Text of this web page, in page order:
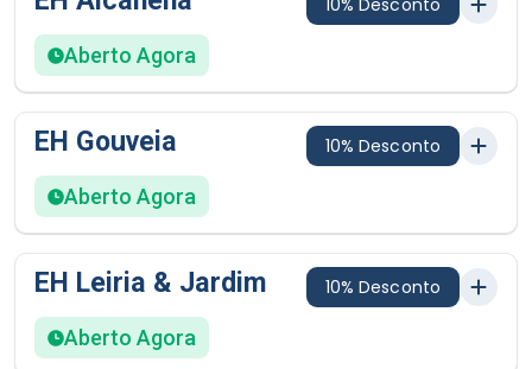
10% Desconto
Aberto Agora
EH Gouveia 10% Desconto
Aberto Agora
EH Leiria & Jardim 10% Desconto
Aberto Agora